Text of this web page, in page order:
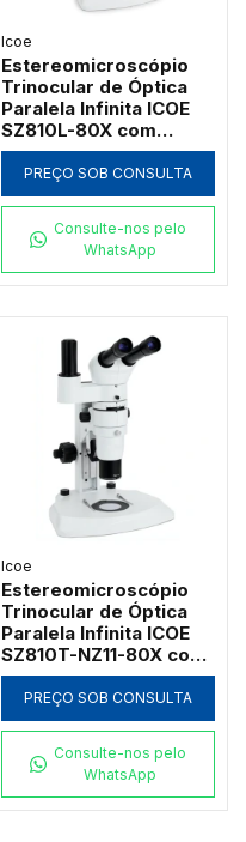
Icoe
Estereomicroscópio
Trinocular de Óptica
Paralela Infinita ICOE
SZ810L-80X com
Tablet 4K, Foco
Coaxial e Zoom até 80x
PREÇO SOB CONSULTA
Consulte-nos pelo
WhatsApp
Icoe
Estereomicroscópio
Trinocular de Óptica
Paralela Infinita ICOE
SZ810T-NZ11-80X com
Foco Coaxial e Zoom
até 80x
PREÇO SOB CONSULTA
Consulte-nos pelo
WhatsApp